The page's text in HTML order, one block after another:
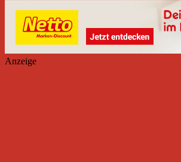
Anzeige